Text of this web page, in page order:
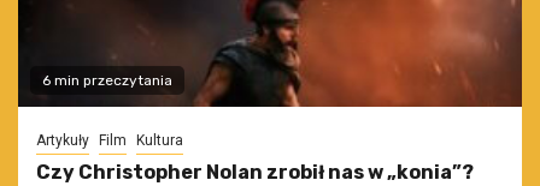
6 min przeczytania
Artykuły Film Kultura
Czy Christopher Nolan zrobił nas w „konia”?